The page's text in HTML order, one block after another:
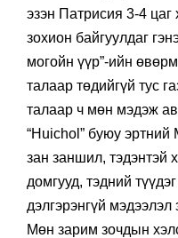
эзэн Патрисия 3-4 цаг
зохион байгуулдаг
могойн үүр”-ийн
талаар төдийгүй тус
талаар ч мөн мэдэж
“Huichol” буюу эртний
зан заншил, тэдэнтэй
домгууд, тэдний
дэлгэрэнгүй мэдээлэл
Мөн зарим зочдын